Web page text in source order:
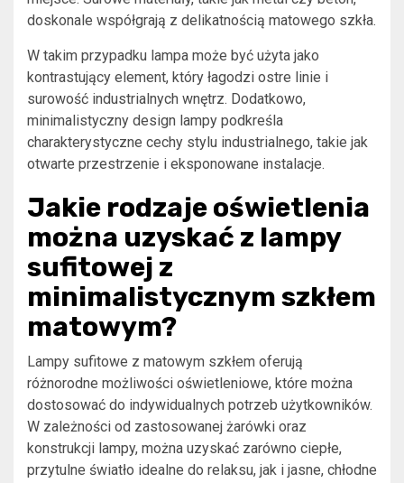
doskonale współgrają z delikatnością matowego szkła.
W takim przypadku lampa może być użyta jako
kontrastujący element, który łagodzi ostre linie i
surowość industrialnych wnętrz. Dodatkowo,
minimalistyczny design lampy podkreśla
charakterystyczne cechy stylu industrialnego, takie jak
otwarte przestrzenie i eksponowane instalacje.
Jakie rodzaje oświetlenia
można uzyskać z lampy
sufitowej z
minimalistycznym szkłem
matowym?
Lampy sufitowe z matowym szkłem oferują
różnorodne możliwości oświetleniowe, które można
dostosować do indywidualnych potrzeb użytkowników.
W zależności od zastosowanej żarówki oraz
konstrukcji lampy, można uzyskać zarówno ciepłe,
przytulne światło idealne do relaksu, jak i jasne, chłodne